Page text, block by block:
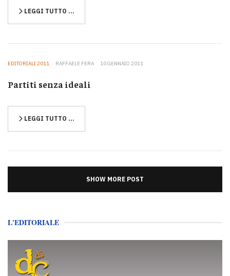
LEGGI TUTTO …
EDITORIALI 2011 RAFFAELE FERA 10 GENNAIO 2011
Partiti senza ideali
LEGGI TUTTO …
SHOW MORE POST
L'EDITORIALE